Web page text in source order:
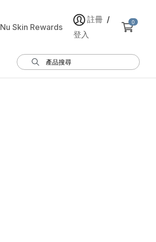
Nu Skin Rewards
註冊 /
登入
0